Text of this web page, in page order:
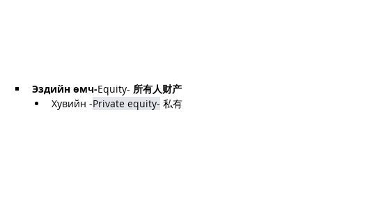
Эздийн өмч-Equity- 所有人财产
Хувийн -Private equity- 私有